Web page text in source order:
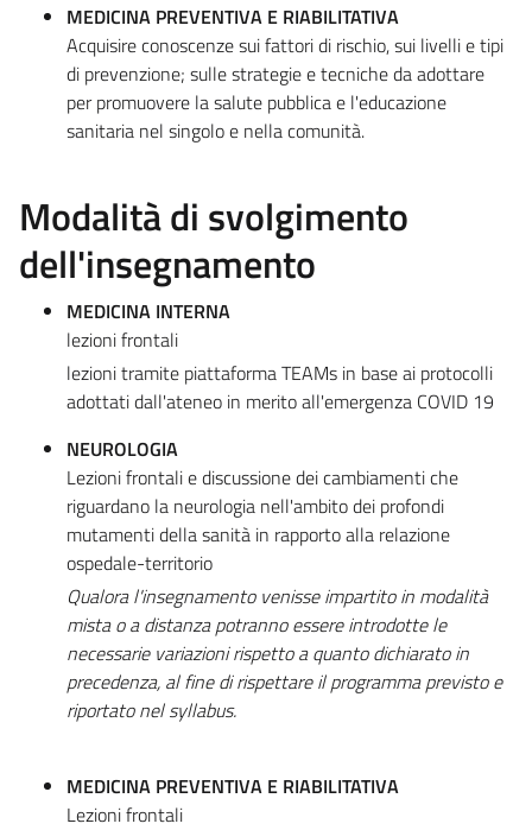
MEDICINA PREVENTIVA E RIABILITATIVA
Acquisire conoscenze sui fattori di rischio, sui livelli e tipi
di prevenzione; sulle strategie e tecniche da adottare
per promuovere la salute pubblica e l'educazione
sanitaria nel singolo e nella comunità.
Modalità di svolgimento
dell'insegnamento
MEDICINA INTERNA
lezioni frontali
lezioni tramite piattaforma TEAMs in base ai protocolli
adottati dall'ateneo in merito all'emergenza COVID 19
NEUROLOGIA
Lezioni frontali e discussione dei cambiamenti che
riguardano la neurologia nell'ambito dei profondi
mutamenti della sanità in rapporto alla relazione
ospedale-territorio
Qualora l'insegnamento venisse impartito in modalità
mista o a distanza potranno essere introdotte le
necessarie variazioni rispetto a quanto dichiarato in
precedenza, al fine di rispettare il programma previsto e
riportato nel syllabus.
MEDICINA PREVENTIVA E RIABILITATIVA
Lezioni frontali